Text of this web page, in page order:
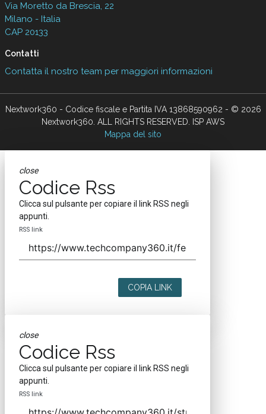
Via Moretto da Brescia, 22
Milano - Italia
CAP 20133
Contatti
Contatta il nostro team per maggiori informazioni
Nextwork360 - Codice fiscale e Partita IVA 13868590962 - © 2026
Nextwork360. ALL RIGHTS RESERVED. ISP AWS
Mappa del sito
close
Codice Rss
Clicca sul pulsante per copiare il link RSS negli
appunti.
RSS link
COPIA LINK
close
Codice Rss
Clicca sul pulsante per copiare il link RSS negli
appunti.
RSS link